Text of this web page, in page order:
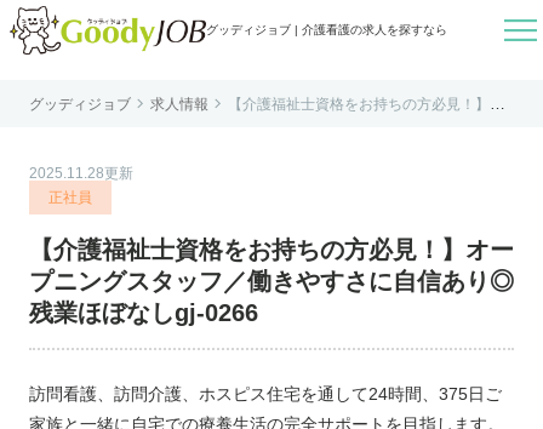
グッディジョブ | 介護看護の求人を探すなら 
はじめての方へ
個人情報保護方針
利用規約
お知らせ
お問い合わせ
グッディジョブ  求人情報 
【介護福祉士資格をお持ちの方必見！】オ
2025.11.28更新
正社員
【介護福祉士資格をお持ちの方必見！】オー
プニングスタッフ／働きやすさに自信あり◎
残業ほぼなしgj-0266
訪問看護、訪問介護、ホスピス住宅を通して24時間、375日ご
家族と一緒に自宅での療養生活の完全サポートを目指します。